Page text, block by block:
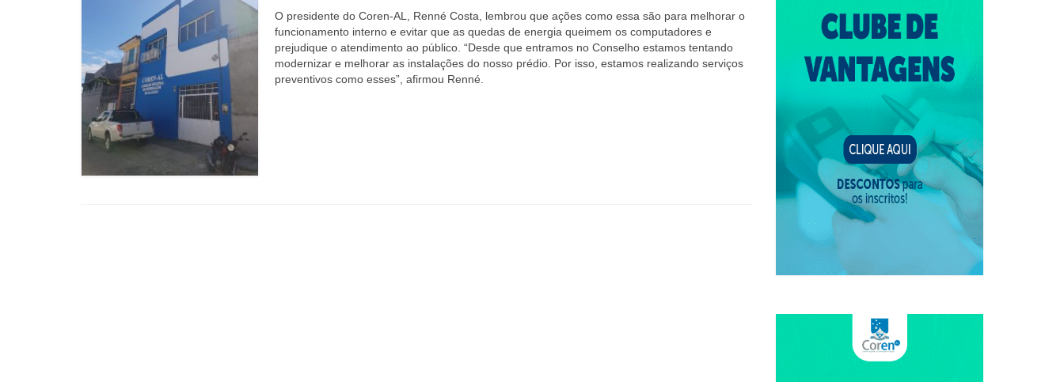
O presidente do Coren-AL, Renné Costa, lembrou que ações como essa são para melhorar o
funcionamento interno e evitar que as quedas de energia queimem os computadores e
prejudique o atendimento ao público. “Desde que entramos no Conselho estamos tentando
modernizar e melhorar as instalações do nosso prédio. Por isso, estamos realizando serviços
preventivos como esses”, afirmou Renné.